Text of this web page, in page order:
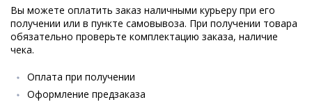
Вы можете оплатить заказ наличными курьеру при его
получении или в пункте самовывоза. При получении товара
обязательно проверьте комплектацию заказа, наличие
чека.
Оплата при получении
Оформление предзаказа